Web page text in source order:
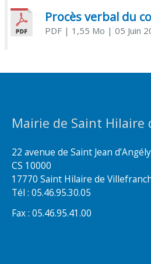
PDF| 1,55 Mo | 05 Juin
Mairie de Saint Hilaire
22 avenue de Saint Jean d’Angély
CS 10000
17770 Saint Hilaire de
Tél : 05.46.95.30.05
Fax : 05.46.95.41.00